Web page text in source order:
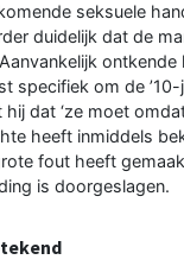
seksuele
duidelijk dat de
specifiek om de
dat ‘ze moet
heeft inmiddels
fout heeft
is doorgeslagen.